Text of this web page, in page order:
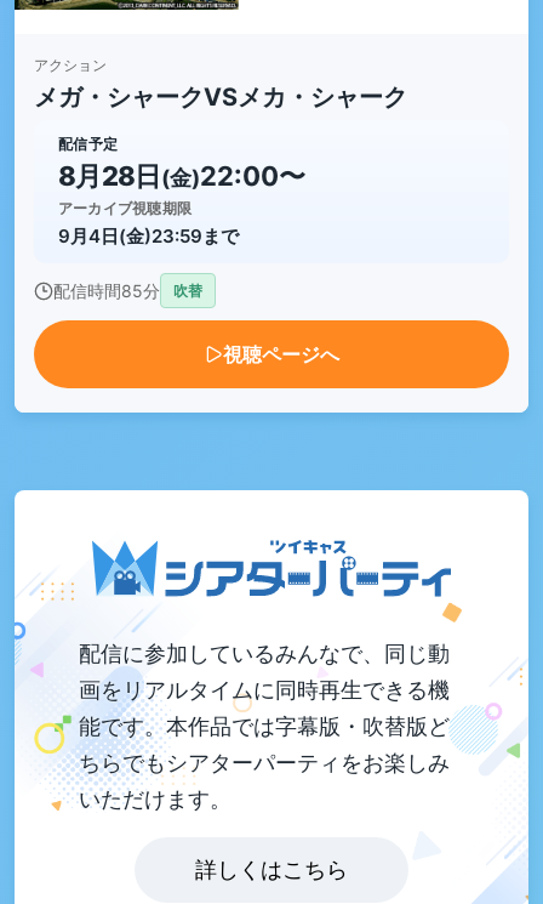
アクション
メガ・シャークVSメカ・シャーク
配信予定
8月28日 (金)22:00〜
アーカイブ視聴期限
9月4日(金)23:59まで
配信時間85分 吹替
視聴ページへ
配信に参加しているみんなで、同じ動
画をリアルタイムに同時再生できる機
能です。本作品では字幕版・吹替版ど
ちらでもシアターパーティをお楽しみ
いただけます。
詳しくはこちら